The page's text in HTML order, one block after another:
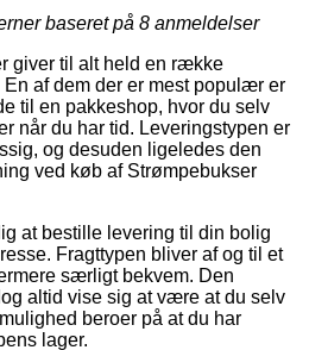
baseret på 8 anmeldelser
giver til alt held en række
af dem der er mest populær er
til en pakkeshop, hvor du selv
når du har tid. Leveringstypen er
og desuden ligeledes den
ved køb af Strømpebukser
at bestille levering til din bolig
Fragttypen bliver af og til et
særligt bekvem. Den
altid vise sig at være at du selv
beroer på at du har
lager.